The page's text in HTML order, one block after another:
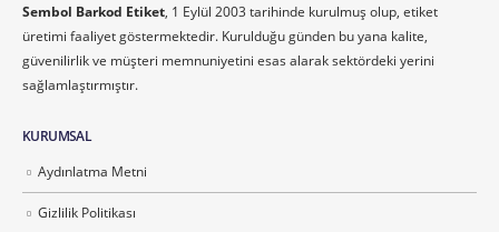
Sembol Barkod Etiket , 1 Eylül 2003 tarihinde kurulmuş olup, etiket
üretimi faaliyet göstermektedir. Kurulduğu günden bu yana kalite,
güvenilirlik ve müşteri memnuniyetini esas alarak sektördeki yerini
sağlamlaştırmıştır.
KURUMSAL
Aydınlatma Metni
Gizlilik Politikası